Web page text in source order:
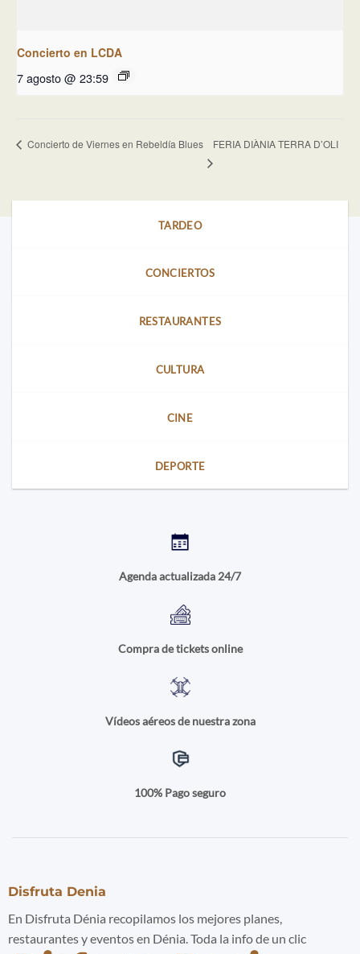
Concierto en LCDA
7 agosto @ 23:59
Concierto de Viernes en Rebeldía Blues FERIA DIÀNIA TERRA D’OLI
TARDEO
CONCIERTOS
RESTAURANTES
CULTURA
CINE
DEPORTE
Agenda actualizada 24/7
Compra de tickets online
Vídeos aéreos de nuestra zona
100% Pago seguro
Disfruta Denia
En Disfruta Dénia recopilamos los mejores planes,
restaurantes y eventos en Dénia. Toda la info de un clic